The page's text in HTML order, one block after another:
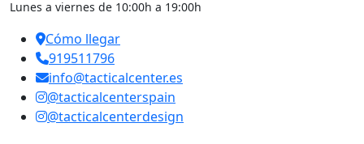
Lunes a viernes de 10:00h a 19:00h
Cómo llegar
919511796
info@tacticalcenter.es
@tacticalcenterspain
@tacticalcenterdesign